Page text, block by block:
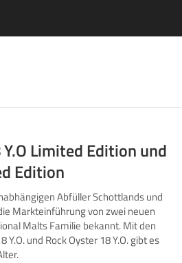
Limited Edition und
Edition
Abfüller Schottlands und
Markteinführung von zwei neuen
Malts Familie bekannt. Mit den
und Rock Oyster 18 Y.O. gibt es